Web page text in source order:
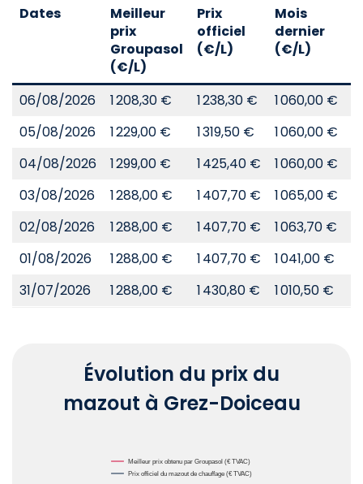
Dates
Meilleur
prix
Groupasol
(€/L)
Prix
officiel
(€/L)
Mois
dernier
(€/L)
06/08/2026 1 208,30 € 1 238,30 € 1 060,00 €
05/08/2026
1 229,00 € 1 319,50 € 1 060,00 €
04/08/2026
1 299,00 € 1 425,40 € 1 060,00 €
03/08/2026
1 288,00 € 1 407,70 € 1 065,00 €
02/08/2026
1 288,00 € 1 407,70 € 1 063,70 €
01/08/2026
1 288,00 € 1 407,70 € 1 041,00 €
31/07/2026
1 288,00 € 1 430,80 € 1 010,50 €
Évolution du prix du
mazout à Grez-Doiceau
Meilleur prix obtenu par Groupasol (€ TVAC)
Prix officiel du mazout de chauffage (€ TVAC)